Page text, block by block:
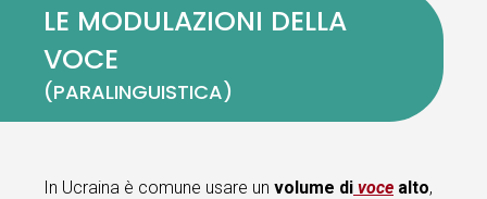
LE MODULAZIONI DELLA
VOCE
(PARALINGUISTICA)
In Ucraina è comune usare un volume di voce alto,